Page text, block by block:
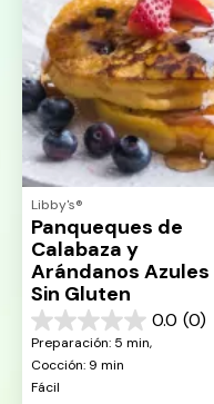
Libby's®
Panqueques de
Calabaza y
Arándanos Azules
Sin Gluten
0.0 (0)
0.0
de
5
estrellas.
Preparación: 5 min,
Cocción: 9 min
Fácil